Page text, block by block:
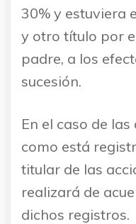
30% y estuviera
y otro título por
padre, a los
sucesión.
En el caso de
como está
titular de las
realizará de
dichos registros.